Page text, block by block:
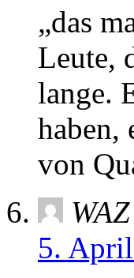
„das
Leute,
lange.
haben,
von
5.